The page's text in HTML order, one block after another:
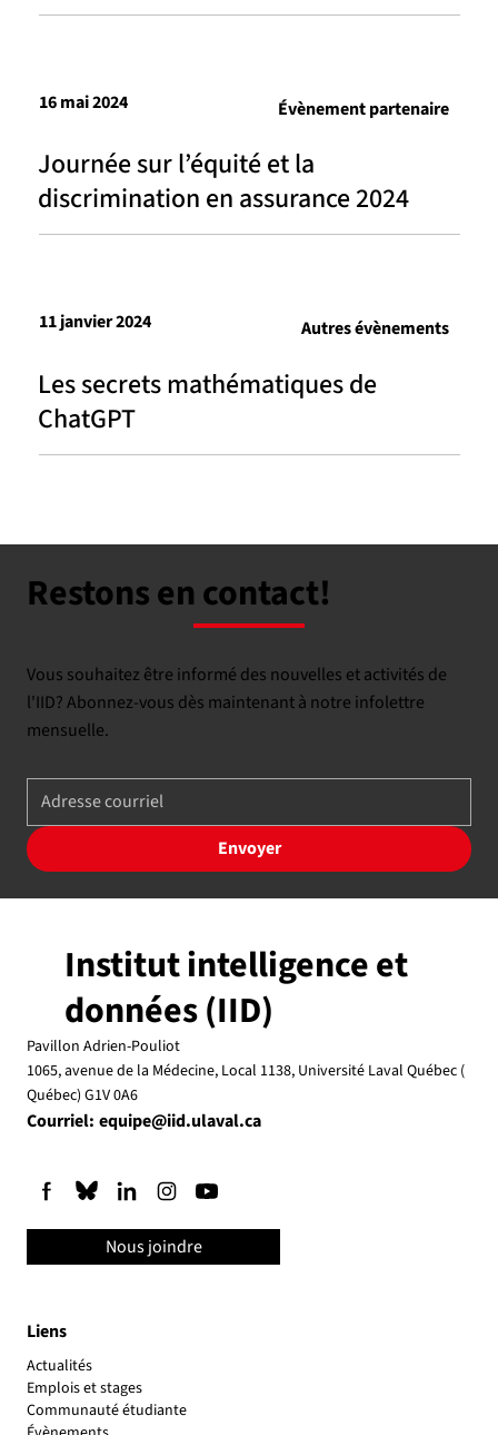
Journée sur l’équité et la
discrimination en assurance 2024
16 mai 2024 Évènement partenaire
Les secrets mathématiques de
ChatGPT
11 janvier 2024 Autres évènements
Restons en contact!
Vous souhaitez être informé des nouvelles et activités de
l'IID? Abonnez-vous dès maintenant à notre infolettre
mensuelle.
Envoyer
Liens
Actualités
Emplois et stages
Communauté étudiante
Institut intelligence et
données (IID)
Pavillon Adrien-Pouliot
1065, avenue de la Médecine, Local 1138, Université Laval Québec (
Québec) G1V 0A6
Courriel: equipe@iid.ulaval.ca
Nous joindre